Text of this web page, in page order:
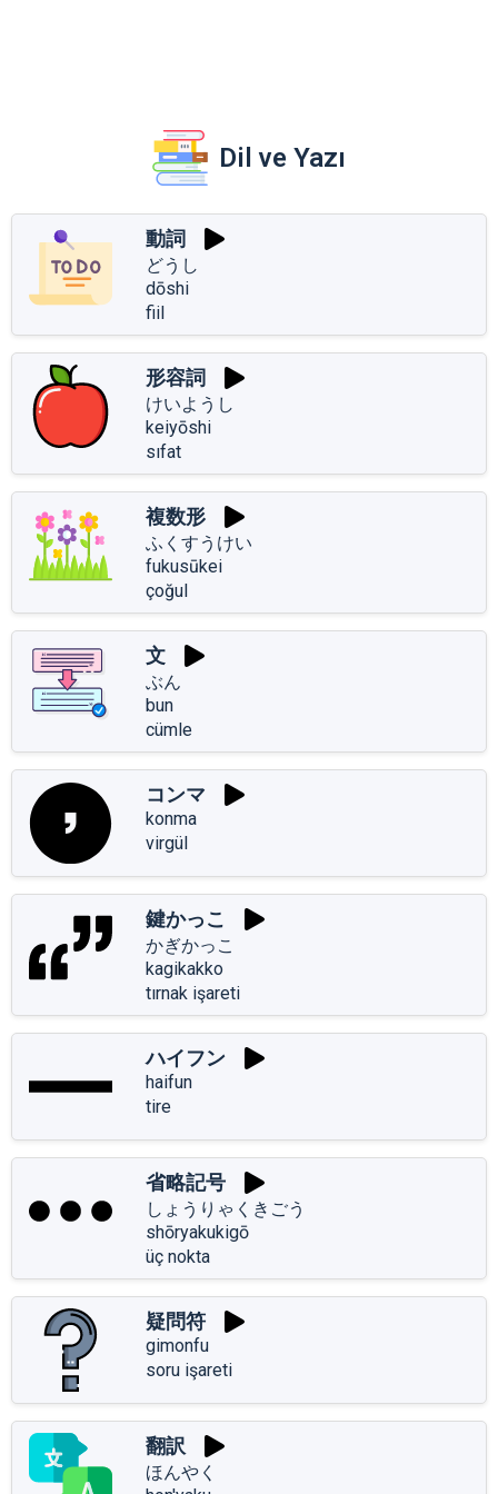
Dil ve Yazı
動詞
どうし
dōshi
fiil
形容詞
けいようし
keiyōshi
sıfat
複数形
ふくすうけい
fukusūkei
çoğul
文
ぶん
bun
cümle
コンマ
konma
virgül
鍵かっこ
かぎかっこ
kagikakko
tırnak işareti
ハイフン
haifun
tire
省略記号
しょうりゃくきごう
shōryakukigō
üç nokta
疑問符
gimonfu
soru işareti
翻訳
ほんやく